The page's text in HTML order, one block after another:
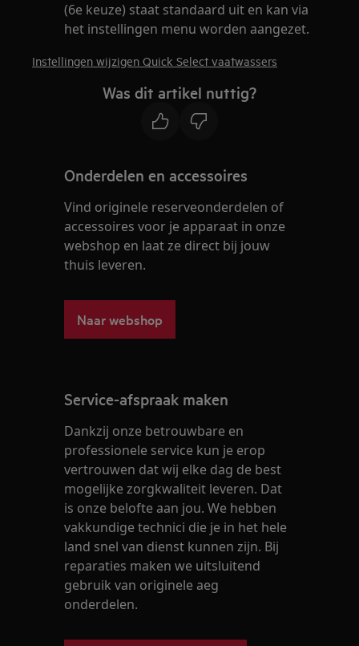
(6e keuze) staat standaard uit en kan via
het instellingen menu worden aangezet.
Instellingen wijzigen Quick Select vaatwassers
Was dit artikel nuttig?
Onderdelen en accessoires
Vind originele reserveonderdelen of
accessoires voor je apparaat in onze
webshop en laat ze direct bij jouw
thuis leveren.
Naar webshop
Service-afspraak maken
Dankzij onze betrouwbare en
professionele service kun je erop
vertrouwen dat wij elke dag de best
mogelijke zorgkwaliteit leveren. Dat
is onze belofte aan jou. We hebben
vakkundige technici die je in het hele
land snel van dienst kunnen zijn. Bij
reparaties maken we uitsluitend
gebruik van originele aeg
onderdelen.